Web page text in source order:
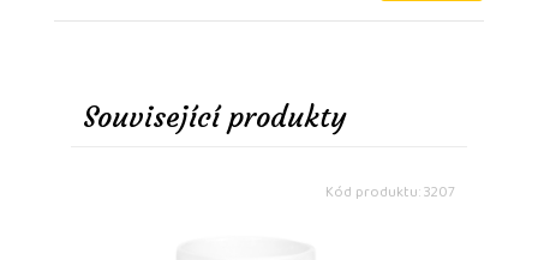
Související produkty
Kód produktu: 3207